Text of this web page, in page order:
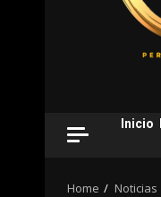
Inicio
Home Noticias